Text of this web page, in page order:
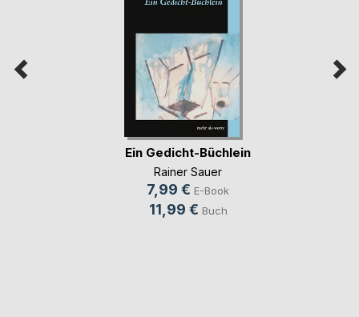
Ein Gedicht-Büchlein
Rainer Sauer
7,99 € E-Book
11,99 € Buch